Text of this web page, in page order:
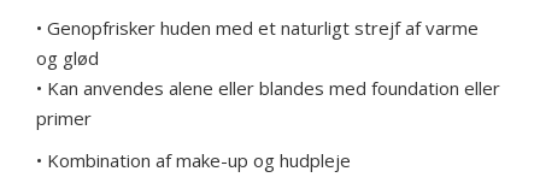
• Genopfrisker huden med et naturligt strejf af varme
og glød
• Kan anvendes alene eller blandes med foundation eller
primer
• Kombination af make-up og hudpleje